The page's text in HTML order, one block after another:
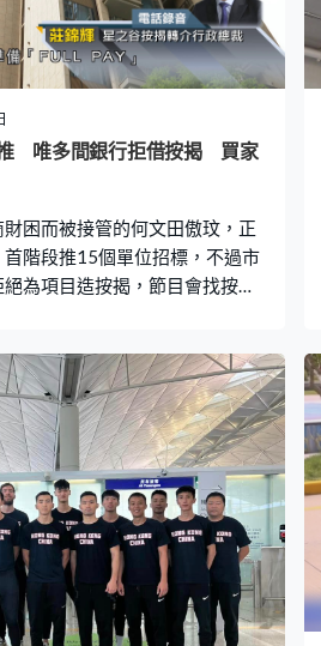
唯多間銀行拒借按揭 買家
財困而被接管的何文田傲玟，正
階段推15個單位招標，不過市
為項目造按揭，節目會找按揭